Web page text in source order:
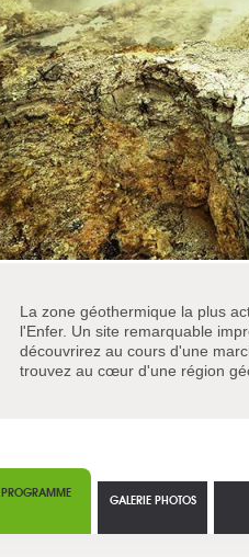
La zone géothermique la plus
l'Enfer. Un site remarquable
découvrirez au cours d'une
trouvez au cœur d'une région
PROGRAMME GALERIE PHOTOS